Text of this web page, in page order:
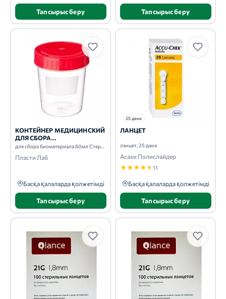
Тапсырыс беру Тапсырыс беру
КОНТЕЙНЕР МЕДИЦИНСКИЙ
ДЛЯ СБОРА
БИОМАТЕРИАЛА
для сбора биоматериала 60мл Стерильный+ложка-шпатель
Пласти Лаб
Басқа қалаларда қолжетімді
Тапсырыс беру
25 дана
ЛАНЦЕТ
ланцет, 25 дана
Асахи Полислайдер
★★★★★11
Басқа қалаларда қолжетімді
Тапсырыс беру